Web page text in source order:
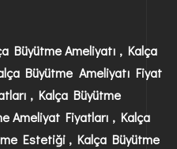
Büyütme Ameliyatı , Kalça
Büyütme Ameliyatı Fiyat
, Kalça Büyütme
Ameliyat Fiyatları , Kalça
Estetiği , Kalça Büyütme